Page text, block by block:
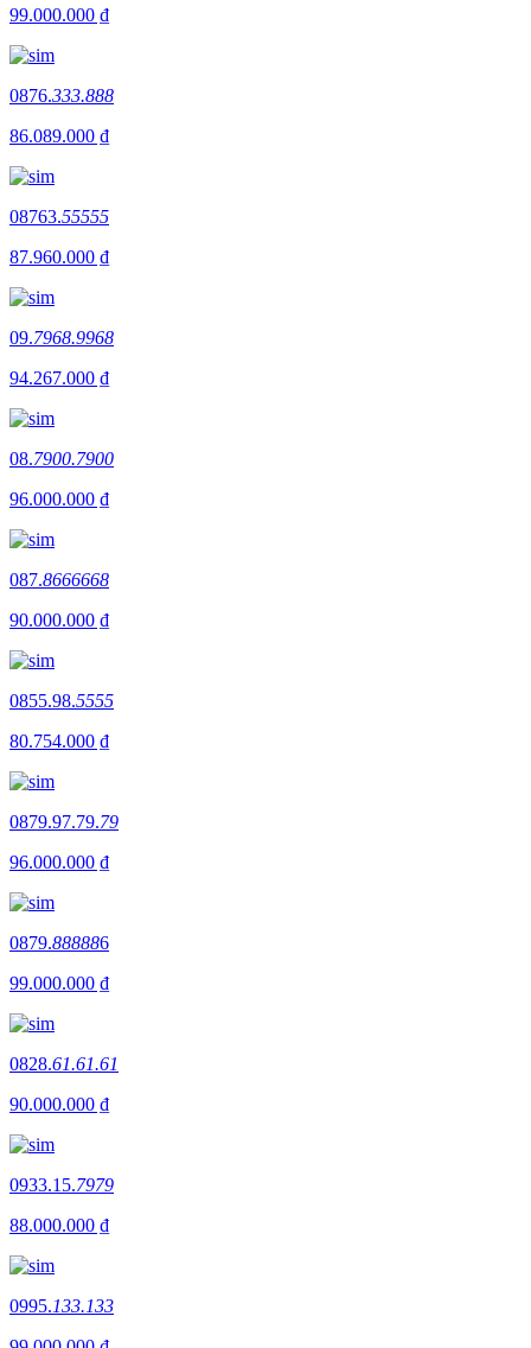
99.000.000 ₫
0876.333.888
86.089.000 ₫
08763.55555
87.960.000 ₫
09.7968.9968
94.267.000 ₫
08.7900.7900
96.000.000 ₫
087.8666668
90.000.000 ₫
0855.98.5555
80.754.000 ₫
0879.97.79.79
96.000.000 ₫
0879.888886
99.000.000 ₫
0828.61.61.61
90.000.000 ₫
0933.15.7979
88.000.000 ₫
0995.133.133